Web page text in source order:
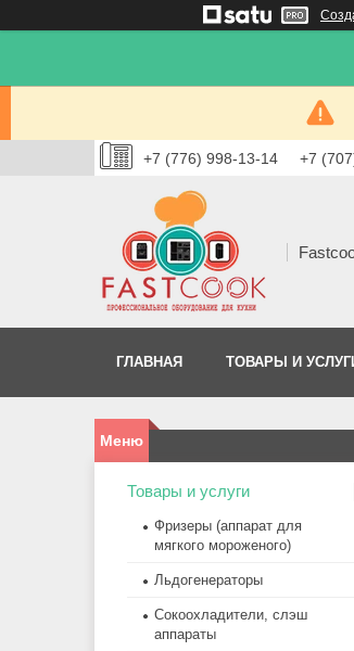
+7 (776) 998-13-14 +7
ГЛАВНАЯ ТОВАРЫ И
Товары и услуги
Фризеры (аппарат для
мягкого мороженого)
Льдогенераторы
Сокоохладители, слэш
аппараты